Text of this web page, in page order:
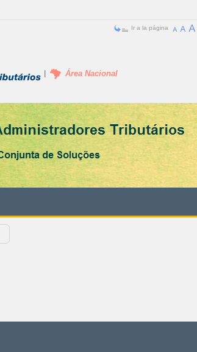
Ir a la página
Área Nacional